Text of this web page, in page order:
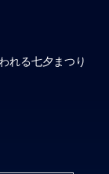
れる七夕まつり